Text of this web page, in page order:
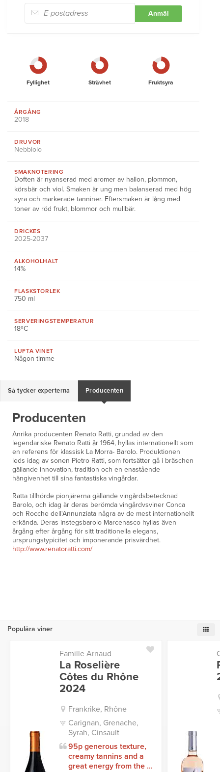
Anmäl
Fyllighet Strävhet Fruktsyra
ÅRGÅNG
2018
DRUVOR
Nebbiolo
SMAKNOTERING
Doften är nyanserad med aromer av hallon, plommon,
körsbär och viol. Smaken är ung men balanserad med hög
syra och markerade tanniner. Eftersmaken är lång med
toner av röd frukt, blommor och mullbär.
DRICKES
2025-2037
ALKOHOLHALT
14%
FLASKSTORLEK
750 ml
SERVERINGSTEMPERATUR
18ºC
LUFTA VINET
Någon timme
Så tycker experterna Producenten
Producenten
Anrika producenten Renato Ratti, grundad av den
legendariske Renato Ratti år 1964, hyllas internationellt som
en referens för klassisk La Morra- Barolo. Produktionen
leds idag av sonen Pietro Ratti, som fortsätter gå i bräschen
gällande innovation, tradition och en enastående
hängivenhet till sina fantastiska vingårdar.
Ratta tillhörde pionjärerna gällande vingårdsbetecknad
Barolo, och idag är deras berömda vingårdvsviner Conca
och Rocche dell'Annunziata några av de mest internationellt
erkända. Deras instegsbarolo Marcenasco hyllas även
årgång efter årgång för sitt traditionella elegans,
ursprungstypicitet och imponerande prisvärdhet.
http://www.renatoratti.com/
Populära viner
Famille Arnaud
La Roselière
Côtes du Rhône
2024
Frankrike, Rhône
Carignan, Grenache,
Syrah, Cinsault
95p generous texture,
creamy tannins and a
great energy from the ...